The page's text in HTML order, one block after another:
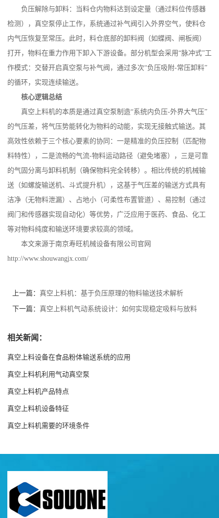
负压解除与卸料：当料仓内物料达到设定量（通过料位传感器
检测），真空泵停止工作，系统通过补气阀引入外界空气，使料仓
内气压恢复至常压。此时，料仓底部的卸料阀（如蝶阀、闸板阀）
打开，物料在重力作用下卸入下游设备。部分机型会采用“脉冲式”工
作模式：交替开启真空泵与补气阀，通过多次“负压吸附-常压卸料”
的循环，实现连续输送。
核心逻辑总结
真空上料机的本质是通过真空泵制造“系统内负压-外界大气压”
的气压差，将气压势能转化为物料的动能，实现无接触式输送。其
高效性依赖于三个核心要素的协同：一是精准的负压控制（匹配物
料特性），二是流畅的气流-物料运动路径（避免堵塞），三是可靠
的气固分离与卸料机制（确保物料完全转移）。相比传统的机械输
送（如螺旋输送机、斗式提升机），这基于气压差的输送方式具有
洁净（无物料泄漏）、占地小（可柔性布置管道）、易控制（通过
阀门和传感器实现自动化）等优势，广泛应用于医药、食品、化工
等对物料纯度和输送环境要求较高的领域。
本文来源于南京寿旺机械设备有限公司官网
http://www.shouwangjx.com/
上一篇： 真空上料机：基于负压原理的物料输送技术解析
下一篇： 真空上料机气动系统设计：如何实现稳定吸料与放料
相关新闻：
真空上料设备在食品粉体输送系统的应用
真空上料机利用气动真空泵
真空上料机产品特点
真空上料机设备特征
真空上料机需要的环境条件